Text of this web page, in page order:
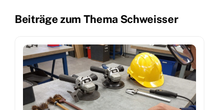
Beiträge zum Thema Schweisser